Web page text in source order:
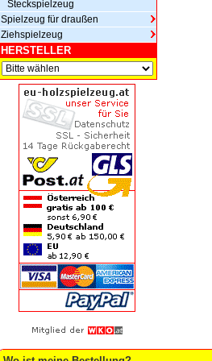
Steckspielzeug
Spielzeug für draußen
Ziehspielzeug
HERSTELLER